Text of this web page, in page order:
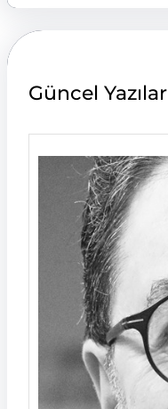
h
Güncel Yazılar